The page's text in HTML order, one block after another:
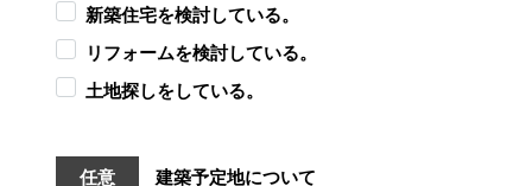
新築住宅を検討している。
リフォームを検討している。
土地探しをしている。
任意
建築予定地について